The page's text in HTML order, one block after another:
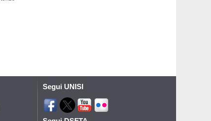
Segui UNISI